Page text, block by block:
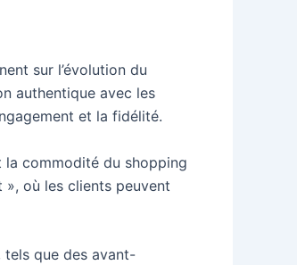
sur l’évolution du
authentique avec les
et la fidélité.
la commodité du shopping
où les clients peuvent
tels que des avant-